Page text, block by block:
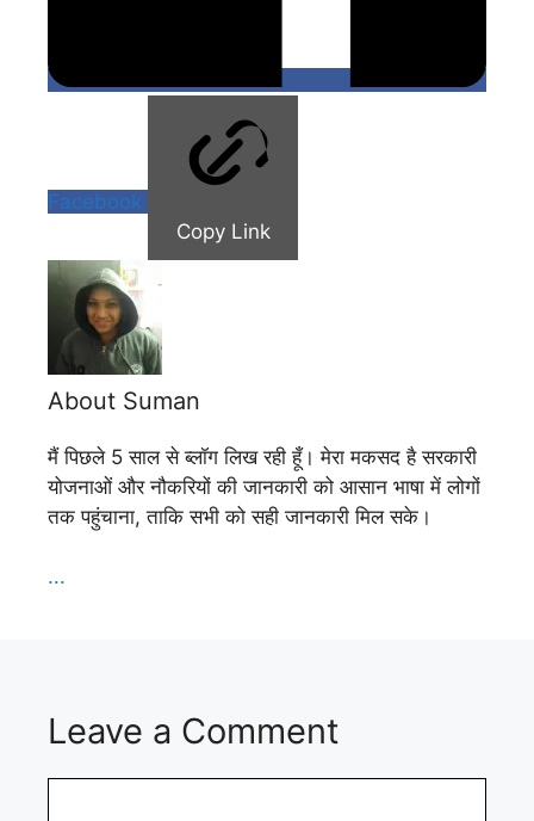
Facebook
Copy Link
About Suman
मैं पिछले 5 साल से ब्लॉग लिख रही हूँ। मेरा मकसद है सरकारी
योजनाओं और नौकरियों की जानकारी को आसान भाषा में लोगों
तक पहुंचाना, ताकि सभी को सही जानकारी मिल सके।
...
Leave a Comment